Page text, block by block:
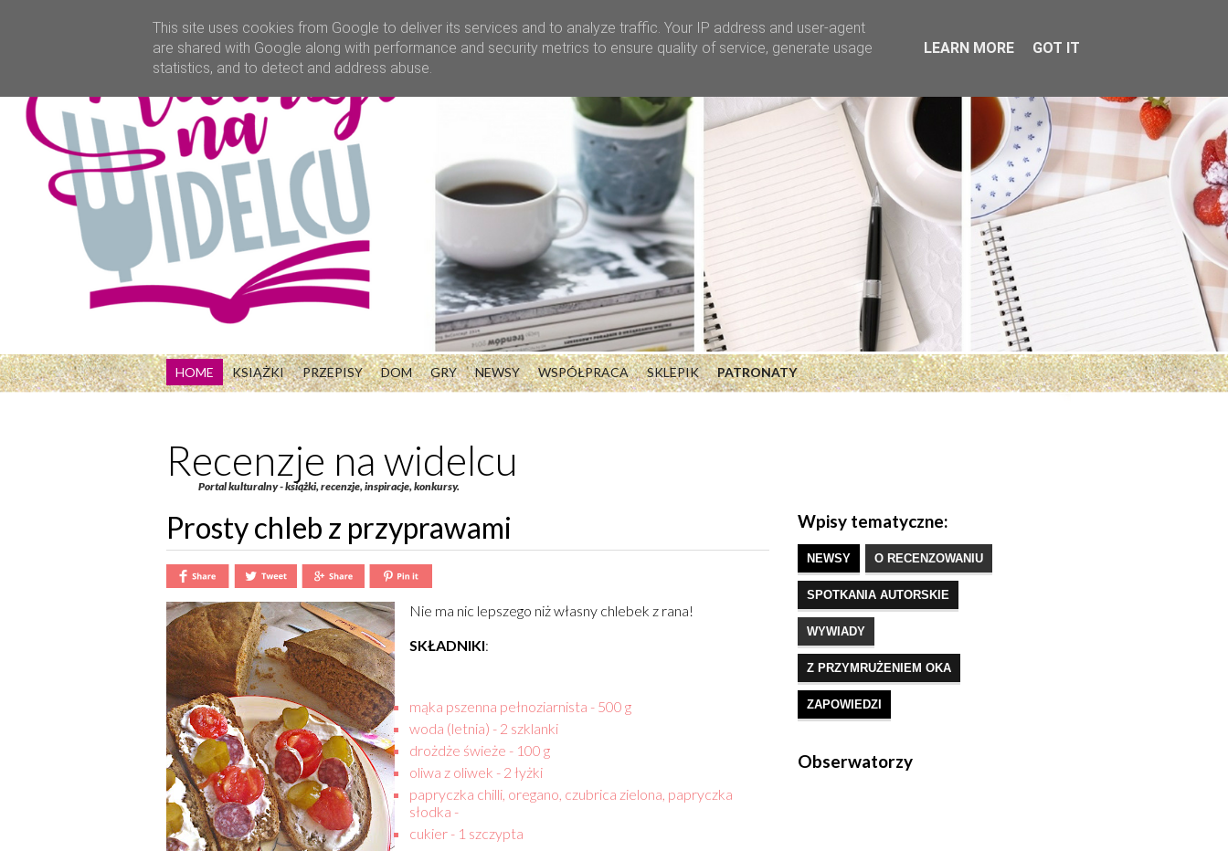
HOME KSIĄŻKI PRZEPISY DOM GRY NEWSY WSPÓŁPRACA SKLEPIK PATRONATY
Recenzje na widelcu
Portal kulturalny - książki, recenzje, inspiracje, konkursy.
Prosty chleb z przyprawami
Nie ma nic lepszego niż własny chlebek z rana!
SKŁADNIKI:
mąka pszenna pełnoziarnista - 500 g
woda (letnia) - 2 szklanki
drożdże świeże - 100 g
oliwa z oliwek - 2 łyżki
papryczka chilli, oregano, czubrica zielona, papryczka
słodka -
cukier - 1 szczypta
Wpisy tematyczne:
NEWSY O RECENZOWANIU
SPOTKANIA AUTORSKIE
WYWIADY
Z PRZYMRUŻENIEM OKA
ZAPOWIEDZI
Obserwatorzy
This site uses cookies from Google to deliver its services and to analyze traffic. Your IP address and user-agent
are shared with Google along with performance and security metrics to ensure quality of service, generate usage
statistics, and to detect and address abuse.
LEARN MORE GOT IT